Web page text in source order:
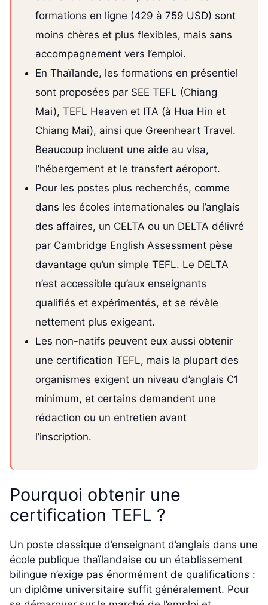
formations en ligne (429 à 759 USD) sont
moins chères et plus flexibles, mais sans
accompagnement vers l’emploi.
En Thaïlande, les formations en présentiel
sont proposées par SEE TEFL (Chiang
Mai), TEFL Heaven et ITA (à Hua Hin et
Chiang Mai), ainsi que Greenheart Travel.
Beaucoup incluent une aide au visa,
l’hébergement et le transfert aéroport.
Pour les postes plus recherchés, comme
dans les écoles internationales ou l’anglais
des affaires, un CELTA ou un DELTA délivré
par Cambridge English Assessment pèse
davantage qu’un simple TEFL. Le DELTA
n’est accessible qu’aux enseignants
qualifiés et expérimentés, et se révèle
nettement plus exigeant.
Les non-natifs peuvent eux aussi obtenir
une certification TEFL, mais la plupart des
organismes exigent un niveau d’anglais C1
minimum, et certains demandent une
rédaction ou un entretien avant
l’inscription.
Pourquoi obtenir une
certification TEFL ?
Un poste classique d’enseignant d’anglais dans une
école publique thaïlandaise ou un établissement
bilingue n’exige pas énormément de qualifications :
un diplôme universitaire suffit généralement. Pour